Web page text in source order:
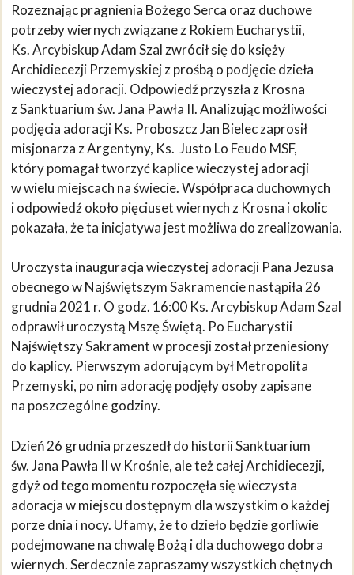
Rozeznając pragnienia Bożego Serca oraz duchowe
potrzeby wiernych związane z Rokiem Eucharystii,
Ks. Arcybiskup Adam Szal zwrócił się do księży
Archidiecezji Przemyskiej z prośbą o podjęcie dzieła
wieczystej adoracji. Odpowiedź przyszła z Krosna
z Sanktuarium św. Jana Pawła II. Analizując możliwości
podjęcia adoracji Ks. Proboszcz Jan Bielec zaprosił
misjonarza z Argentyny, Ks. Justo Lo Feudo MSF,
który pomagał tworzyć kaplice wieczystej adoracji
w wielu miejscach na świecie. Współpraca duchownych
i odpowiedź około pięciuset wiernych z Krosna i okolic
pokazała, że ta inicjatywa jest możliwa do zrealizowania.
Uroczysta inauguracja wieczystej adoracji Pana Jezusa
obecnego w Najświętszym Sakramencie nastąpiła 26
grudnia 2021 r. O godz. 16:00 Ks. Arcybiskup Adam Szal
odprawił uroczystą Mszę Świętą. Po Eucharystii
Najświętszy Sakrament w procesji został przeniesiony
do kaplicy. Pierwszym adorującym był Metropolita
Przemyski, po nim adorację podjęły osoby zapisane
na poszczególne godziny.
Dzień 26 grudnia przeszedł do historii Sanktuarium
św. Jana Pawła II w Krośnie, ale też całej Archidiecezji,
gdyż od tego momentu rozpoczęła się wieczysta
adoracja w miejscu dostępnym dla wszystkim o każdej
porze dnia i nocy. Ufamy, że to dzieło będzie gorliwie
podejmowane na chwalę Bożą i dla duchowego dobra
wiernych. Serdecznie zapraszamy wszystkich chętnych